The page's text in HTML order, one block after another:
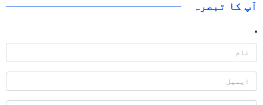
آپ کا تبصرہ